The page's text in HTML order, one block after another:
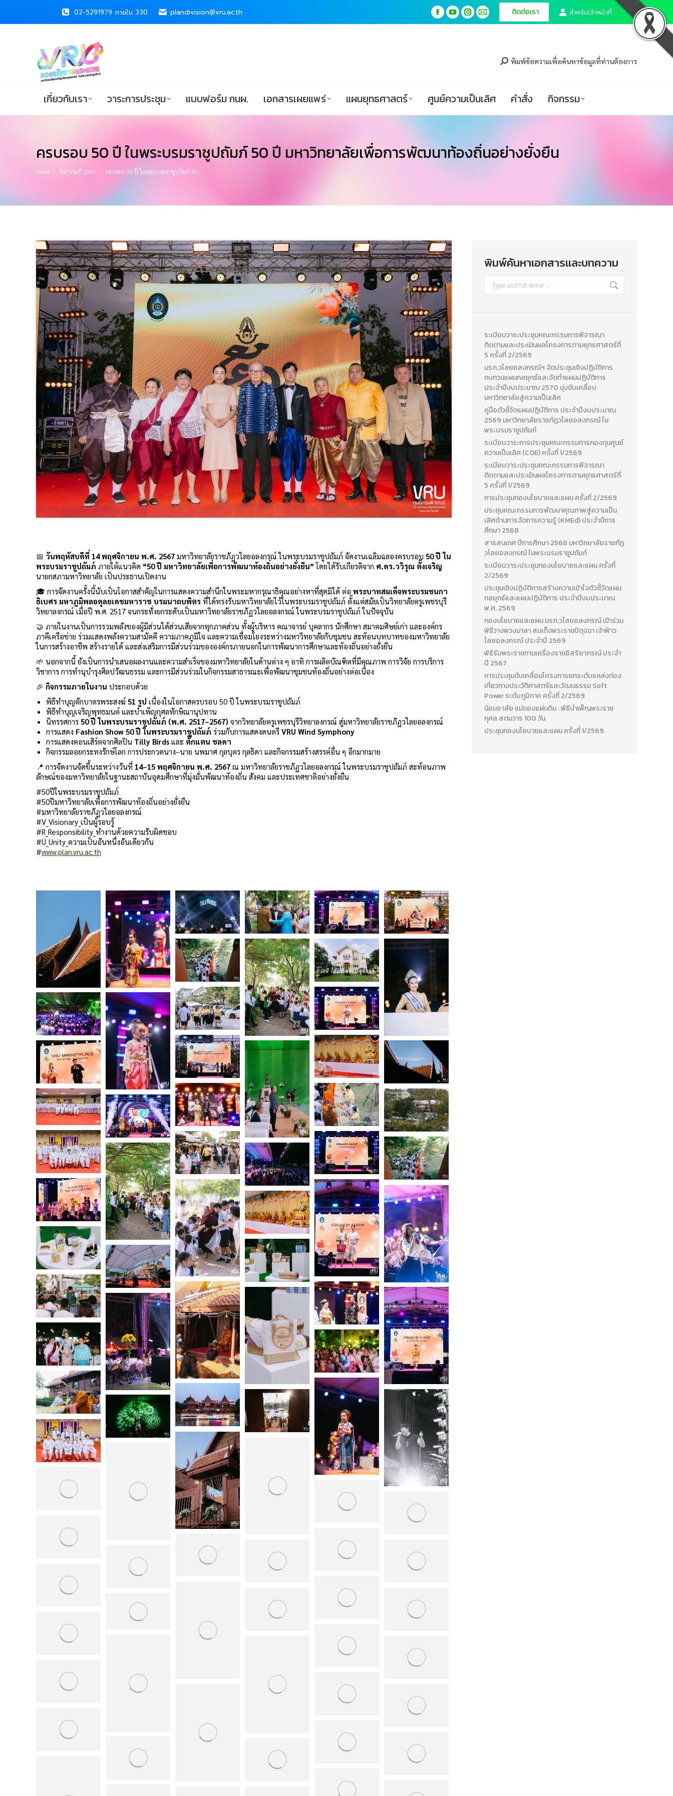
02-5291979 ภายใน 330 plandivision@vru.ac.th
Facebook
YouTubeInstagram
Mail
ติดต่อเรา สำหรับเจ้าหน้าที่
พิมพ์ข้อความเพื่อค้นหาข้อมูลที่ท่านต้องการ
เกี่ยวกับเรา วาระการประชุม แบบฟอร์ม กนผ. เอกสารเผยแพร่ แผนยุทธศาสตร์ ศูนย์ความเป็นเลิศ คำสั่ง กิจกรรม
ครบรอบ 50 ปี ในพระบรมราชูปถัมภ์ 50 ปี มหาวิทยาลัยเพื่อการพัฒนาท้องถิ่นอย่างยั่งยืน
You are here:
Home กิจกรรมปี 2567 ครบรอบ 50 ปี ในพระบรมราชูปถัมภ์ 50…
📅 วันพฤหัสบดีที่ 14 พฤศจิกายน พ.ศ. 2567 มหาวิทยาลัยราชภัฏวไลยอลงกรณ์ ในพระบรมราชูปถัมภ์ จัดงานเฉลิมฉลองครบรอบ 50 ปี ใน
พระบรมราชูปถัมภ์ ภายใต้แนวคิด “50 ปี มหาวิทยาลัยเพื่อการพัฒนาท้องถิ่นอย่างยั่งยืน” โดยได้รับเกียรติจาก ศ.ดร.ววิรุณ ตั้งเจริญ
นายกสภามหาวิทยาลัย เป็นประธานเปิดงาน
🎓 การจัดงานครั้งนี้นับเป็นโอกาสสำคัญในการแสดงความสำนึกในพระมหากรุณาธิคุณอย่างหาที่สุดมิได้ ต่อ พระบาทสมเด็จพระบรมชนกา
ธิเบศร มหาภูมิพลอดุลยเดชมหาราช บรมนาถบพิตร ที่ได้ทรงรับมหาวิทยาลัยไว้ในพระบรมราชูปถัมภ์ ตั้งแต่สมัยเป็นวิทยาลัยครูเพชรบุรี
วิทยาลงกรณ์ เมื่อปี พ.ศ. 2517 จนกระทั่งยกระดับเป็นมหาวิทยาลัยราชภัฏวไลยอลงกรณ์ ในพระบรมราชูปถัมภ์ ในปัจจุบัน
🤝 ภายในงานเป็นการรวมพลังของผู้มีส่วนได้ส่วนเสียจากทุกภาคส่วน ทั้งผู้บริหาร คณาจารย์ บุคลากร นักศึกษา สมาคมศิษย์เก่า และองค์กร
ภาคีเครือข่าย ร่วมแสดงพลังความสามัคคี ความภาคภูมิใจ และความเชื่อมโยงระหว่างมหาวิทยาลัยกับชุมชน สะท้อนบทบาทของมหาวิทยาลัย
ในการสร้างอาชีพ สร้างรายได้ และส่งเสริมการมีส่วนร่วมขององค์กรภายนอกในการพัฒนาการศึกษาและท้องถิ่นอย่างยั่งยืน
🌱 นอกจากนี้ ยังเป็นการนำเสนอผลงานและความสำเร็จของมหาวิทยาลัยในด้านต่าง ๆ อาทิ การผลิตบัณฑิตที่มีคุณภาพ การวิจัย การบริการ
วิชาการ การทำนุบำรุงศิลปวัฒนธรรม และการมีส่วนร่วมในกิจกรรมสาธารณะเพื่อพัฒนาชุมชนท้องถิ่นอย่างต่อเนื่อง
🎉 กิจกรรมภายในงาน ประกอบด้วย
พิธีทำบุญตักบาตรพระสงฆ์ 51 รูป เนื่องในโอกาสครบรอบ 50 ปี ในพระบรมราชูปถัมภ์
พิธีทำบุญเจริญพุทธมนต์ และบำเพ็ญกุศลทักษิณานุปทาน
นิทรรศการ 50 ปี ในพระบรมราชูปถัมภ์ (พ.ศ. 2517–2567) จากวิทยาลัยครูเพชรบุรีวิทยาลงกรณ์ สู่มหาวิทยาลัยราชภัฏวไลยอลงกรณ์
การแสดง Fashion Show 50 ปี ในพระบรมราชูปถัมภ์ ร่วมกับการแสดงดนตรี VRU Wind Symphony
การแสดงคอนเสิร์ตจากศิลปิน Tilly Birds และ ตั๊กแตน ชลดา
กิจกรรมลอยกระทงรักษ์โลก การประกวดนาง–นาย นพมาศ กุลบุตร กุลธิดา และกิจกรรมสร้างสรรค์อื่น ๆ อีกมากมาย
📍 การจัดงานจัดขึ้นระหว่างวันที่ 14–15 พฤศจิกายน พ.ศ. 2567 ณ มหาวิทยาลัยราชภัฏวไลยอลงกรณ์ ในพระบรมราชูปถัมภ์ สะท้อนภาพ
ลักษณ์ของมหาวิทยาลัยในฐานะสถาบันอุดมศึกษาที่มุ่งมั่นพัฒนาท้องถิ่น สังคม และประเทศชาติอย่างยั่งยืน
#50ปีในพระบรมราชูปถัมภ์
#50ปีมหาวิทยาลัยเพื่อการพัฒนาท้องถิ่นอย่างยั่งยืน
#มหาวิทยาลัยราชภัฏวไลยอลงกรณ์
#V_Visionary_เป็นผู้รอบรู้
#R_Responsibility_ทำงานด้วยความรับผิดชอบ
#U_Unity_ความเป็นอันหนึ่งอันเดียวกัน
#www.plan.vru.ac.th
พิมพ์ค้นหาเอกสารและบทความ
Search:
ระเบียบวาระประชุมคณะกรรมการพิจารณา
ติดตามและประเมินผลโครงการตามยุทธศาสตร์ที่
5 ครั้งที่ 2/2569
มรภ.วไลยอลงกรณ์ฯ จัดประชุมเชิงปฏิบัติการ
ทบทวนแผนกลยุทธ์และจัดทำแผนปฏิบัติการ
ประจำปีงบประมาณ 2570 มุ่งขับเคลื่อน
มหาวิทยาลัยสู่ความเป็นเลิศ
คู่มือตัวชี้วัดแผนปฏิบัติการ ประจำปีงบประมาณ
2569 มหาวิทยาลัยราชภัฏวไลยอลงกรณ์ ใน
พระบรมราชูปถัมภ์
ระเบียบวาระการประชุมคณะกรรมการกองทุนศูนย์
ความเป็นเลิศ (COE) ครั้งที่ 1/2569
ระเบียบวาระประชุมคณะกรรมการพิจารณา
ติดตามและประเมินผลโครงการตามยุทธศาสตร์ที่
5 ครั้งที่ 1/2569
การประชุมกองนโยบายและแผน ครั้งที่ 2/2569
ประชุมคณะกรรมการพัฒนาคุณภาพสู่ความเป็น
เลิศด้านการจัดการความรู้ (KMEd) ประจำปีการ
ศึกษา 2568
สารสนเทศ ปีการศึกษา 2568 มหาวิทยาลัยราชภัฏ
วไลยอลงกรณ์ ในพระบรมราชูปถัมภ์
ระเบียบวาระประชุมกองนโยบายและแผน ครั้งที่
2/2569
ประชุมเชิงปฏิบัติการสร้างความเข้าใจตัวชี้วัดแผน
กลยุทธ์และแผนปฏิบัติการ ประจำปีงบประมาณ
พ.ศ. 2569
กองนโยบายและแผน มรภ.วไลยอลงกรณ์ เข้าร่วม
พิธีวางพวงมาลา สมเด็จพระราชปิตุจฉา เจ้าฟ้าว
ไลยอลงกรณ์ ประจำปี 2569
พิธีรับพระราชทานเครื่องราชอิสริยาภรณ์ ประจำ
ปี 2567
การประชุมขับเคลื่อนโครงการยกระดับแหล่งท่อง
เที่ยวทางประวัติศาสตร์และวัฒนธรรม Soft
Power ระดับภูมิภาค ครั้งที่ 2/2569
น้อมอาลัย แม่ของแผ่นดิน : พิธีบำเพ็ญพระราช
กุศล สตมวาร 100 วัน
ประชุมกองนโยบายและแผน ครั้งที่ 1/2569
02-5291979 ภายใน 330 plandivision@vru.ac.th
Facebook
YouTubeInstagram
Mail
ติดต่อเรา สำหรับเจ้าหน้าที่
เกี่ยวกับเรา